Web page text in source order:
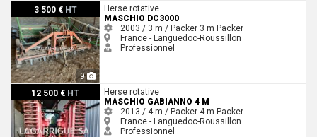
3 500 € HT
9
Maschio DC3000
Herse rotative
MASCHIO DC3000
2003 / 3 m / Packer 3 m Packer
France - Languedoc-Roussillon
Professionnel
12 500 € HT
Maschio Gabianno 4 m
Herse rotative
MASCHIO GABIANNO 4 M
2013 / 4 m / Packer 4 m Packer
France - Languedoc-Roussillon
Professionnel